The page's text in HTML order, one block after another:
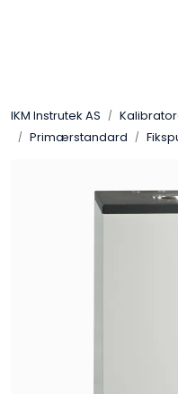
IKM Instrutek AS
Primærstandard
Elektro